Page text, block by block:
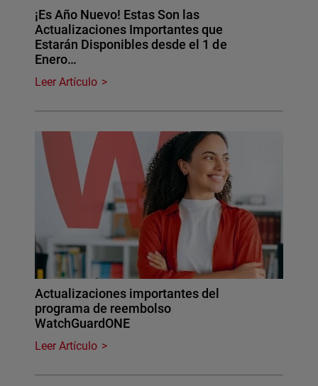
¡Es Año Nuevo! Estas Son las
Actualizaciones Importantes que
Estarán Disponibles desde el 1 de
Enero…
Leer Artículo
Actualizaciones importantes del
programa de reembolso
WatchGuardONE
Leer Artículo